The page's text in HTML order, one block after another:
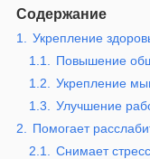
Содержание
1.
Укрепление
1.1.
Повышение
1.2.
Укрепление
1.3.
Улучшение
2.
Помогает
2.1.
Снимает